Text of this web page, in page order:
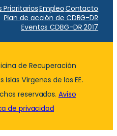
PrioritariosEmpleoContacto
Plan de acción de CDBG-DR
Eventos CDBG-DR 2017
de Recuperación
Vírgenes de los EE.
reservados. Aviso
de privacidad